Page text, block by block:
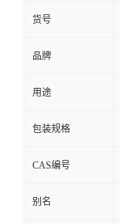
货号
品牌
用途
包装规格
CAS编号
别名